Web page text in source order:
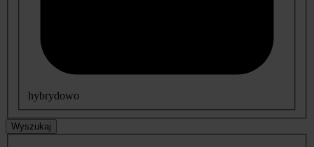
hybrydowo
Wyszukaj